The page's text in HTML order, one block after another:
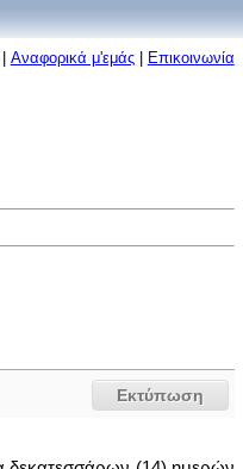
Αναφορικά μ'εμάς| Επικοινωνία
Εκτύπωση